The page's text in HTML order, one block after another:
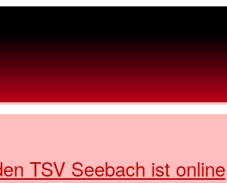
TSV Seebach ist online